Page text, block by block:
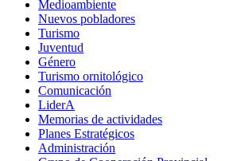
Medioambiente
Nuevos pobladores
Turismo
Juventud
Género
Turismo ornitológico
Comunicación
LiderA
Memorias de actividades
Planes Estratégicos
Administración